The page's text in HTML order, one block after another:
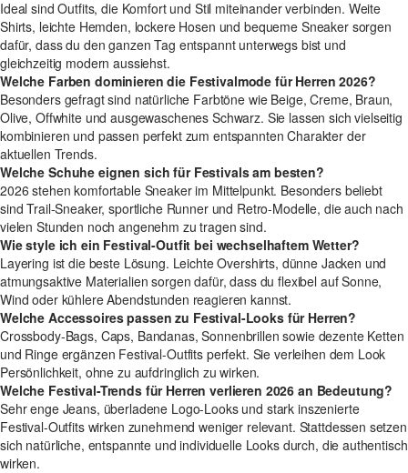
Ideal sind Outfits, die Komfort und Stil miteinander verbinden. Weite
Shirts, leichte Hemden, lockere Hosen und bequeme Sneaker sorgen
dafür, dass du den ganzen Tag entspannt unterwegs bist und
gleichzeitig modern aussiehst.
Welche Farben dominieren die Festivalmode für Herren 2026?
Besonders gefragt sind natürliche Farbtöne wie Beige, Creme, Braun,
Olive, Offwhite und ausgewaschenes Schwarz. Sie lassen sich vielseitig
kombinieren und passen perfekt zum entspannten Charakter der
aktuellen Trends.
Welche Schuhe eignen sich für Festivals am besten?
2026 stehen komfortable Sneaker im Mittelpunkt. Besonders beliebt
sind Trail-Sneaker, sportliche Runner und Retro-Modelle, die auch nach
vielen Stunden noch angenehm zu tragen sind.
Wie style ich ein Festival-Outfit bei wechselhaftem Wetter?
Layering ist die beste Lösung. Leichte Overshirts, dünne Jacken und
atmungsaktive Materialien sorgen dafür, dass du flexibel auf Sonne,
Wind oder kühlere Abendstunden reagieren kannst.
Welche Accessoires passen zu Festival-Looks für Herren?
Crossbody-Bags, Caps, Bandanas, Sonnenbrillen sowie dezente Ketten
und Ringe ergänzen Festival-Outfits perfekt. Sie verleihen dem Look
Persönlichkeit, ohne zu aufdringlich zu wirken.
Welche Festival-Trends für Herren verlieren 2026 an Bedeutung?
Sehr enge Jeans, überladene Logo-Looks und stark inszenierte
Festival-Outfits wirken zunehmend weniger relevant. Stattdessen setzen
sich natürliche, entspannte und individuelle Looks durch, die authentisch
wirken.